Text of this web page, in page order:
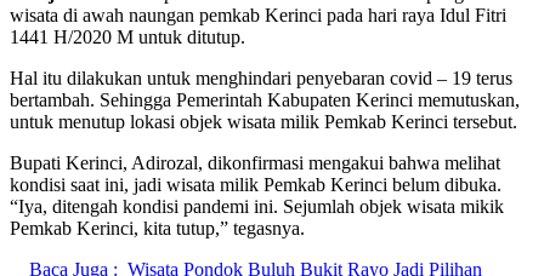
wisata di awah naungan pemkab Kerinci pada hari raya Idul Fitri
1441 H/2020 M untuk ditutup.
Hal itu dilakukan untuk menghindari penyebaran covid – 19 terus
bertambah. Sehingga Pemerintah Kabupaten Kerinci memutuskan,
untuk menutup lokasi objek wisata milik Pemkab Kerinci tersebut.
Bupati Kerinci, Adirozal, dikonfirmasi mengakui bahwa melihat
kondisi saat ini, jadi wisata milik Pemkab Kerinci belum dibuka.
“Iya, ditengah kondisi pandemi ini. Sejumlah objek wisata mikik
Pemkab Kerinci, kita tutup,” tegasnya.
Baca Juga : Wisata Pondok Buluh Bukit Rayo Jadi Pilihan